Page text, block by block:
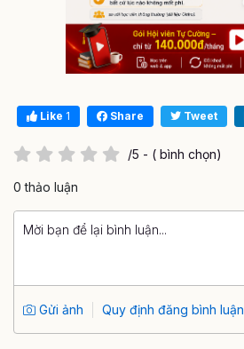
Like 1 Share Tweet
/5 - ( bình chọn)
0 thảo luận
Gửi ảnh Quy định đăng bình luận